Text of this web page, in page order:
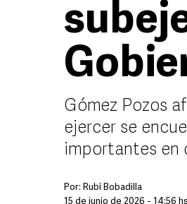
Gómez Pozos
ejercer se
importantes en
Por: Rubí Bobadilla
15 de junio de 2026 - 14:56 hs